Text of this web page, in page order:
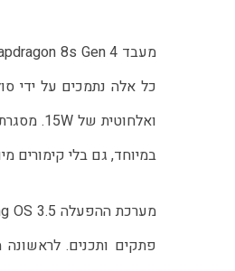
במיוחד, גם בלי קימורים